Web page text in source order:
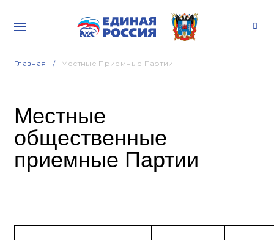
Главная Местные Приемные Партии
Местные
общественные
приемные Партии